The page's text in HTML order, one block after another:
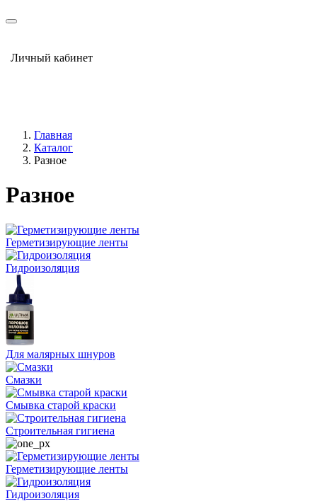
Личный кабинет
Главная
Каталог
Разное
Разное
Герметизирующие ленты
Гидроизоляция
Для малярных шнуров
Смазки
Смывка старой краски
Строительная гигиена
Герметизирующие ленты
Гидроизоляция